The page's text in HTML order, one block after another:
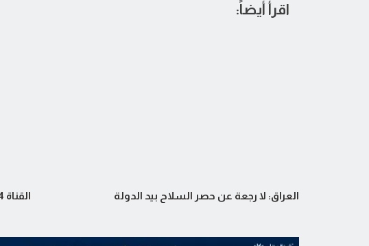
اقرأ أيضاً:
العراق: لا رجعة عن حصر السلاح بيد الدولة القناة 14: ترامب يتجه لاتفاق مع إيران